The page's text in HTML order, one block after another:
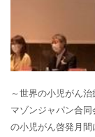
～世界の小児がん
マゾンジャパン合
の小児がん啓発月